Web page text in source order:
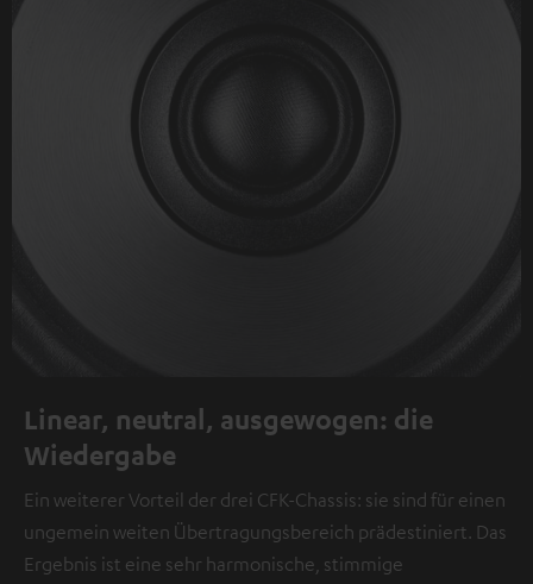
Linear, neutral, ausgewogen: die
Wiedergabe
Ein weiterer Vorteil der drei CFK-Chassis: sie sind für einen
ungemein weiten Übertragungsbereich prädestiniert. Das
Ergebnis ist eine sehr harmonische, stimmige